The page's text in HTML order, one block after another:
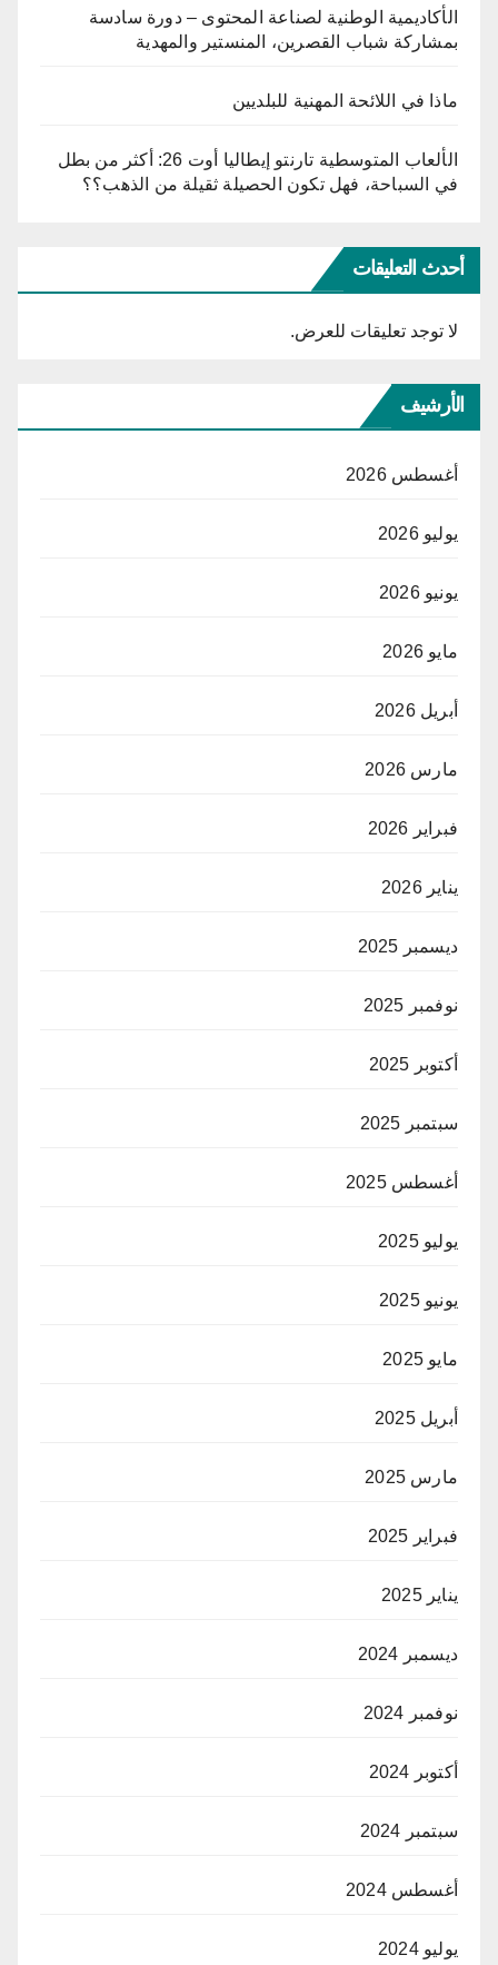
الأكاديمية الوطنية لصناعة المحتوى – دورة سادسة
بمشاركة شباب القصرين، المنستير والمهدية
ماذا في اللائحة المهنية للبلديين
الألعاب المتوسطية تارنتو إيطاليا أوت 26: أكثر من بطل
في السباحة، فهل تكون الحصيلة ثقيلة من الذهب؟؟
أحدث التعليقات
لا توجد تعليقات للعرض.
الأرشيف
أغسطس 2026
يوليو 2026
يونيو 2026
مايو 2026
أبريل 2026
مارس 2026
فبراير 2026
يناير 2026
ديسمبر 2025
نوفمبر 2025
أكتوبر 2025
سبتمبر 2025
أغسطس 2025
يوليو 2025
يونيو 2025
مايو 2025
أبريل 2025
مارس 2025
فبراير 2025
يناير 2025
ديسمبر 2024
نوفمبر 2024
أكتوبر 2024
سبتمبر 2024
أغسطس 2024
يوليو 2024